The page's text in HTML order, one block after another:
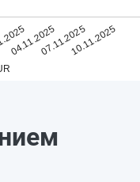
04.11.202507.11.202510.11.2025